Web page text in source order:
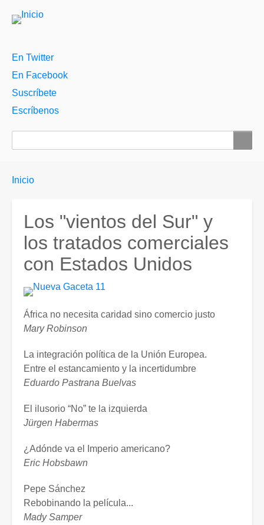
Menú
auxiliar
En Twitter
En Facebook
Suscríbete
Escríbenos
Enlaces
ayuda
navegación
You
Inicio
Los "vientos del Sur" y
los tratados comerciales
con Estados Unidos
África no necesita caridad sino comercio justo
Mary Robinson
La integración política de la Unión Europea.
Entre el estancamiento y la incertidumbre
Eduardo Pastrana Buelvas
El ilusorio “No” te la izquierda
Jürgen Habermas
¿Adónde va el Imperio americano?
Eric Hobsbawn
Pepe Sánchez
Rebobinando la película...
Mady Samper